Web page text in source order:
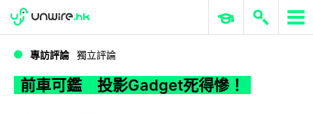
前車可鑑 投影Gadget死得慘！
WWDC 2026 ERP 與商業 AI
專訪評論 獨立評論
前車可鑑 投影Gadget死得慘！